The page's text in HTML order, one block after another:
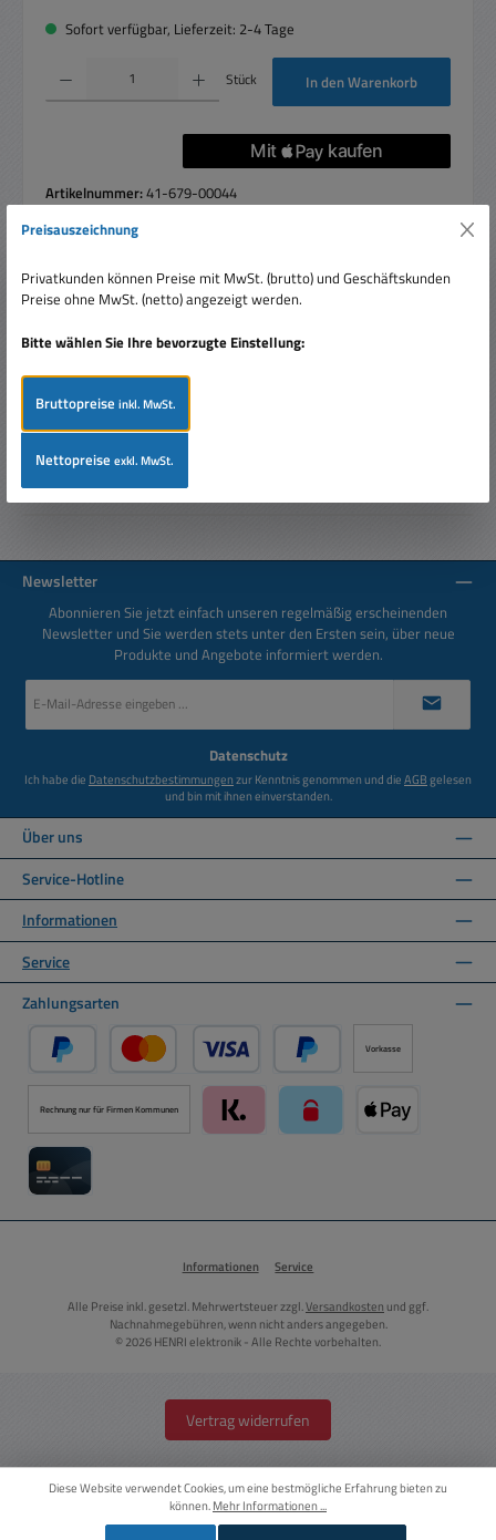
Sofort verfügbar, Lieferzeit: 2-4 Tage
Produkt Anzahl: Gib den gewünschten Wert ein oder benutze die Schaltflächen um
Stück In den Warenkorb
Artikelnummer:41-679-00044
Beschreibung
UK-Einbaubuchse (passen auch bedingt andere Stecker
hinein mit Du…Mehr
Bewertungen
Newsletter
Abonnieren Sie jetzt einfach unseren regelmäßig erscheinenden
Newsletter und Sie werden stets unter den Ersten sein, über neue
Produkte und Angebote informiert werden.
Mail-
Datenschutz
Ich habe die Datenschutzbestimmungenzur Kenntnis genommen und dieAGBgelesen
und bin mit ihnen einverstanden.
Über uns
Service-Hotline
Informationen
Service
Zahlungsarten
PayPal Kredit- oder Debitkarte über PayPal
Später Bezahlen über PayPal
Vorkasse
Rechnung nur für Firmen Kommunen
Informationen Service
Alle Preise inkl. gesetzl. Mehrwertsteuer zzgl.Versandkosten und ggf.
Nachnahmegebühren, wenn nicht anders angegeben.
© 2026 HENRI elektronik - Alle Rechte vorbehalten.
Vertrag widerrufen
Diese Website verwendet Cookies, um eine bestmögliche Erfahrung bieten zu
können.Mehr Informationen ...
Preisauszeichnung
Privatkunden können Preise mit MwSt. (brutto) und Geschäftskunden
Preise ohne MwSt. (netto) angezeigt werden.
Bitte wählen Sie Ihre bevorzugte Einstellung:
Bruttopreiseinkl. MwSt.
Nettopreiseexkl. MwSt.